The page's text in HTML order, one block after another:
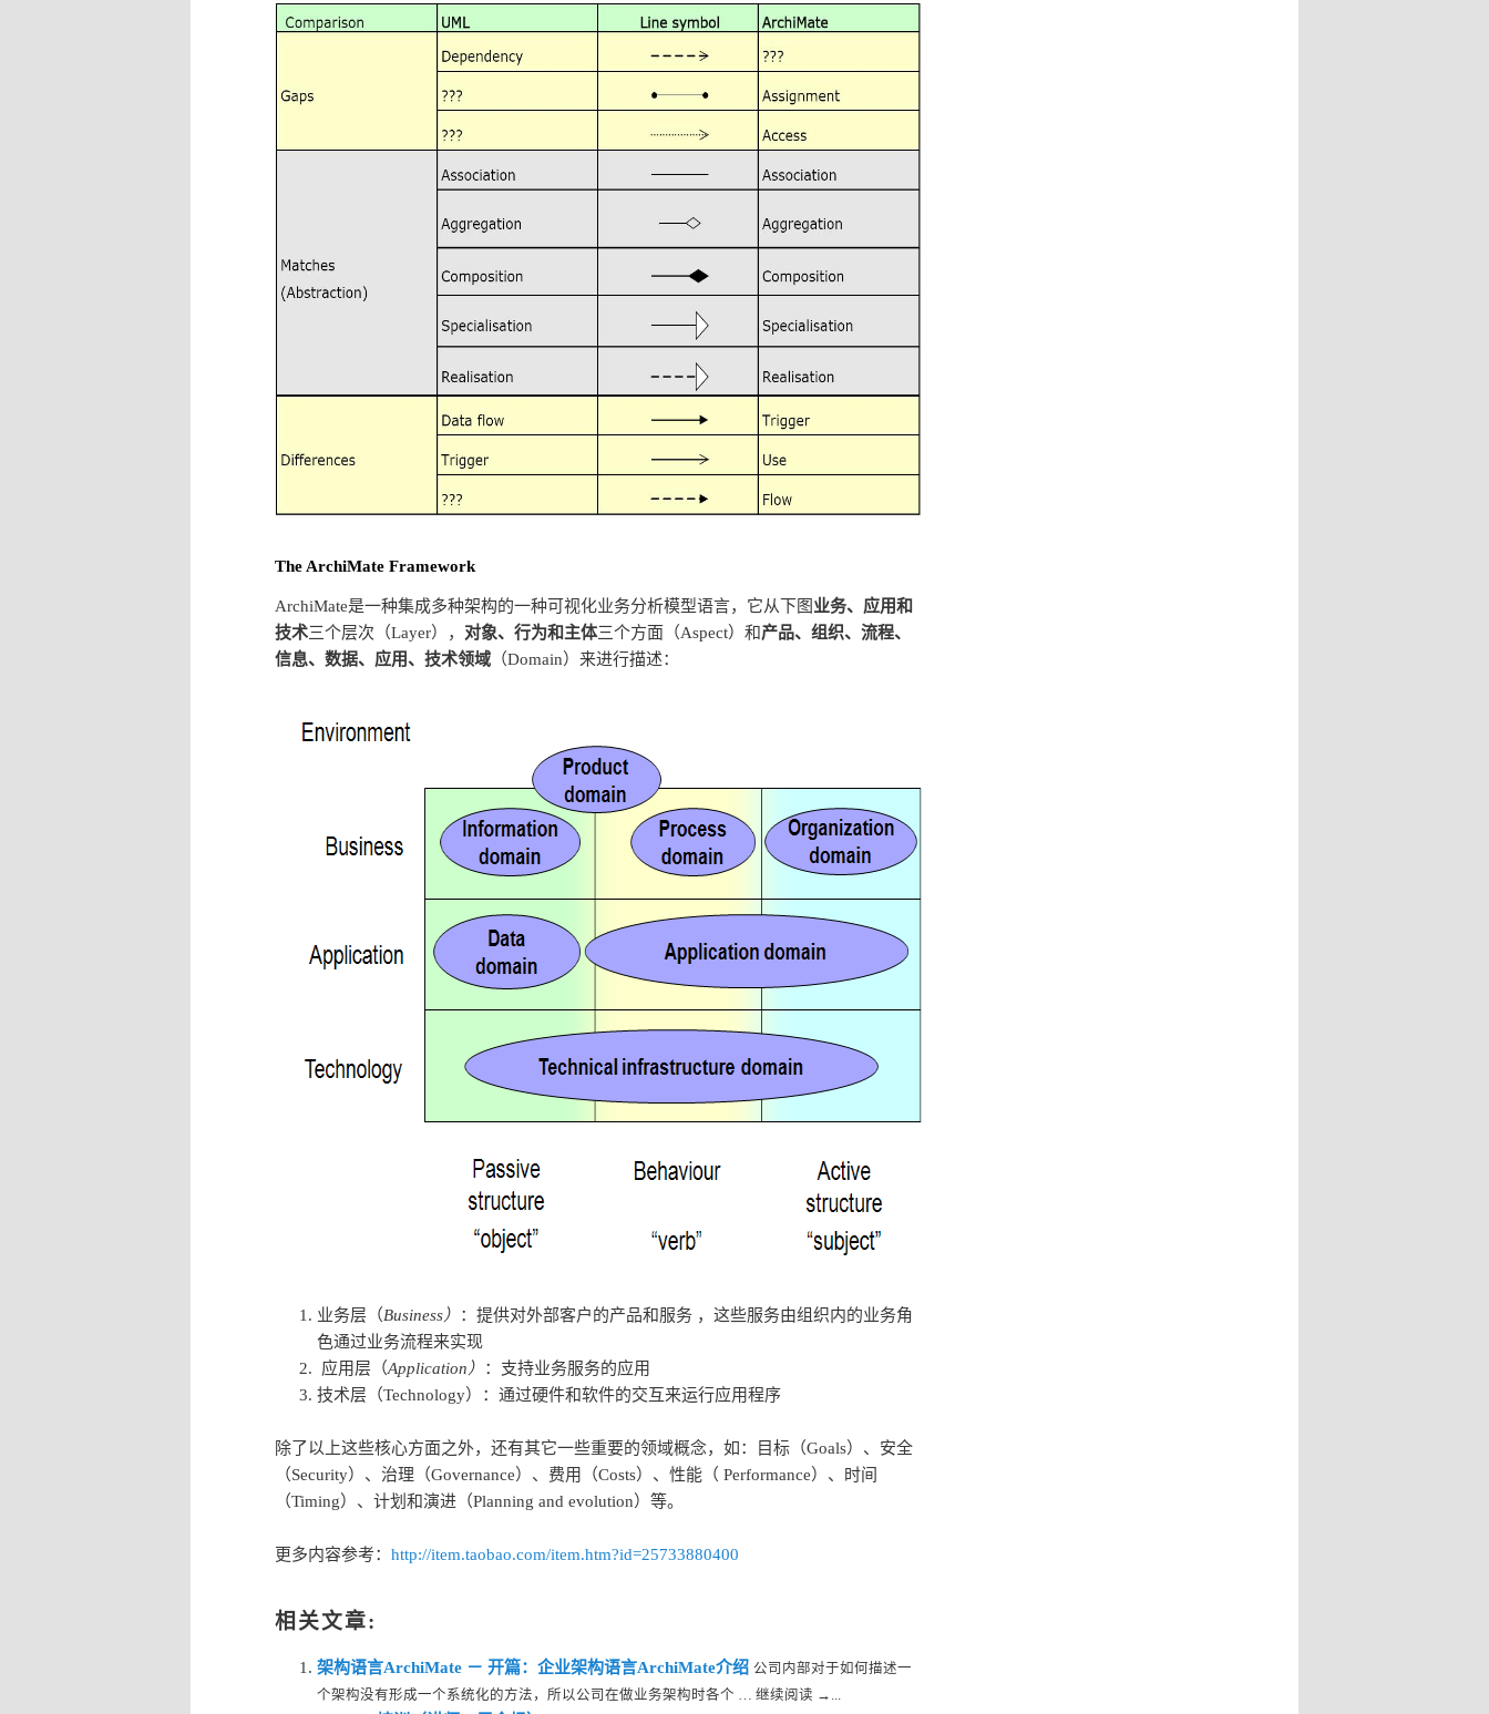
The ArchiMate Framework
ArchiMate是一种集成多种架构的一种可视化业务分析模型语言，它从下图 业务、应用和
技术三个层次（Layer）， 对象、行为和主体三个方面（Aspect）和产品、组织、流程、
信息、数据、应用、技术领域 （Domain）来进行描述：
业务层（Business）
：提供对外部客户的产品和服务 ，这些服务由组织内的业务角
色通过业务流程来实现
应用层（Application）
：支持业务服务的应用
技术层（Technology）：通过硬件和软件的交互来运行应用程序
除了以上这些核心方面之外，还有其它一些重要的领域概念，如：目标（Goals）、安全
（Security）、治理（Governance）、费用（Costs）、性能（ Performance）、时间
（Timing）、计划和演进（Planning and evolution）等。
更多内容参考： http://item.taobao.com/item.htm?id=25733880400
相关文章:
架构语言ArchiMate － 开篇：企业架构语言ArchiMate介绍 公司内部对于如何描述一
个架构没有形成一个系统化的方法，所以公司在做业务架构时各个 … 继续阅读 →...